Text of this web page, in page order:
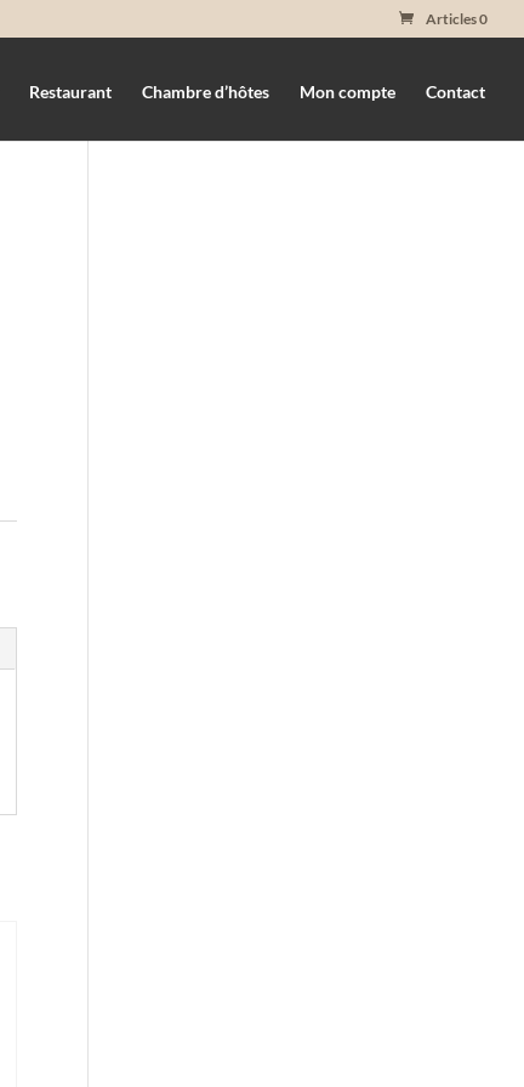
Articles 0
Restaurant Chambre d’hôtes Mon compte Contact